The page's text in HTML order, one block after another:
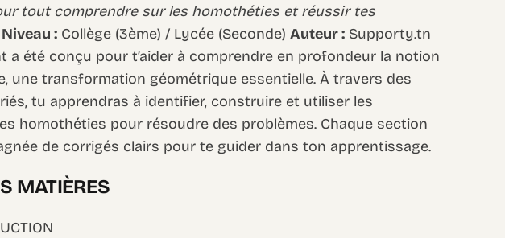
tout comprendre sur les homothéties et réussir tes
Niveau : Collège (3ème) / Lycée (Seconde)Auteur : Supporty.tn
a été conçu pour t’aider à comprendre en profondeur la notion
une transformation géométrique essentielle. À travers des
tu apprendras à identifier, construire et utiliser les
homothéties pour résoudre des problèmes. Chaque section
de corrigés clairs pour te guider dans ton apprentissage.
MATIÈRES